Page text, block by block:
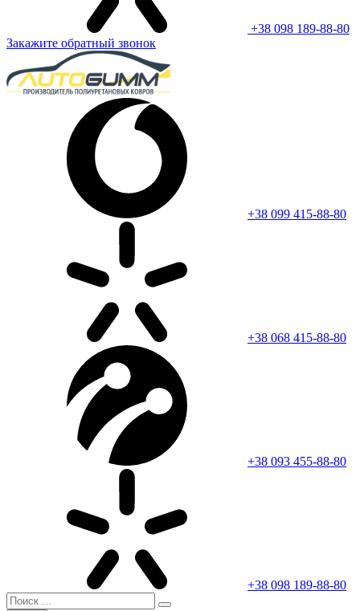
+38 098 189-88-80
Закажите обратный звонок
+38 099 415-88-80
+38 068 415-88-80
+38 093 455-88-80
+38 098 189-88-80